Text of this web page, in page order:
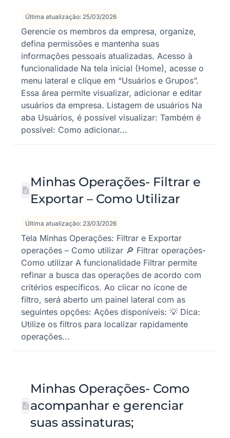
Última atualização: 25/03/2026
Gerencie os membros da empresa, organize,
defina permissões e mantenha suas
informações pessoais atualizadas. Acesso à
funcionalidade Na tela inicial (Home), acesse o
menu lateral e clique em “Usuários e Grupos”.
Essa área permite visualizar, adicionar e editar
usuários da empresa. Listagem de usuários Na
aba Usuários, é possível visualizar: Também é
possível: Como adicionar...
Minhas Operações- Filtrar e
Exportar – Como Utilizar
Última atualização: 23/03/2026
Tela Minhas Operações: Filtrar e Exportar
operações – Como utilizar 🔎 Filtrar operações-
Como utilizar A funcionalidade Filtrar permite
refinar a busca das operações de acordo com
critérios específicos. Ao clicar no ícone de
filtro, será aberto um painel lateral com as
seguintes opções: Ações disponíveis: 💡 Dica:
Utilize os filtros para localizar rapidamente
operações...
Minhas Operações- Como
acompanhar e gerenciar
suas assinaturas;